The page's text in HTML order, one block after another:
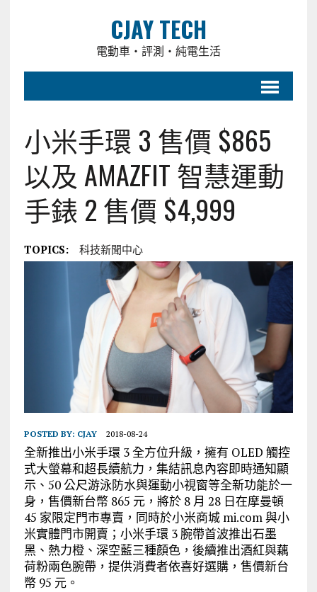
CJAY TECH
電動車・評測・純電生活
小米手環 3 售價 $865
以及 AMAZFIT 智慧運動
手錶 2 售價 $4,999
TOPICS: 科技新聞中心
POSTED BY: CJAY 2018-08-24
全新推出小米手環 3 全方位升級，擁有 OLED 觸控
式大螢幕和超長續航力，集結訊息內容即時通知顯
示、50 公尺游泳防水與運動小視窗等全新功能於一
身，售價新台幣 865 元，將於 8 月 28 日在摩曼頓
45 家限定門市專賣，同時於小米商城 mi.com 與小
米實體門市開賣；小米手環 3 腕帶首波推出石墨
黑、熱力橙、深空藍三種顏色，後續推出酒紅與藕
荷粉兩色腕帶，提供消費者依喜好選購，售價新台
幣 95 元。